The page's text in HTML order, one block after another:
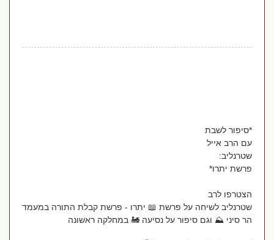
*סיפור לשבת
עם הרב אייל
שטרנליב:
פרשת יתרו*
הצטרפו לרב
שטרנליב לשיחה על פרשת 📖 יתרו - פרשת קבלת התורה במעמד
הר סיני ⛰ וגם סיפור על נסיעה 🚂 במחלקה ראשונה